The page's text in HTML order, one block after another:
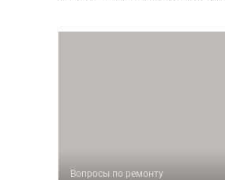
Вопросы по ремонту